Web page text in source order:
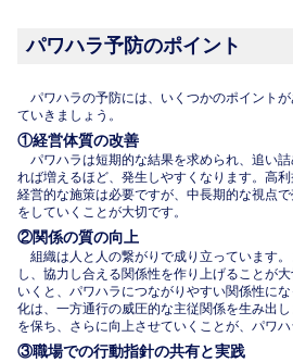
パワハラ予防のポイント
パワハラの予防には、いくつかのポイント
ていきましょう。
①経営体質の改善
パワハラは短期的な結果を求められ、追い詰
れば増えるほど、発生しやすくなります。高
経営的な施策は必要ですが、中長期的な視点
をしていくことが大切です。
②関係の質の向上
組織は人と人の繋がりで成り立っています
し、協力し合える関係性を作り上げることが
いくと、パワハラにつながりやすい関係性に
化は、一方通行の威圧的な主従関係を生み出
を保ち、さらに向上させていくことが、パワハ
③職場での行動指針の共有と実践